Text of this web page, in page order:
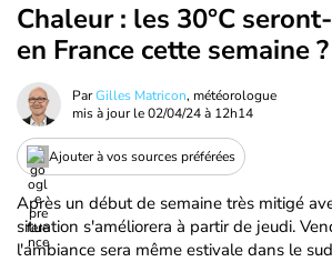
Chaleur : les 30°C
en France cette semaine ?
ParGilles Matricon, météorologue
mis à jour le02/04/24 à 12h14
Ajouter à vos sources préférées
Après un début de semaine très mitigé
situation s'améliorera à partir de jeudi.
l'ambiance sera même estivale dans le